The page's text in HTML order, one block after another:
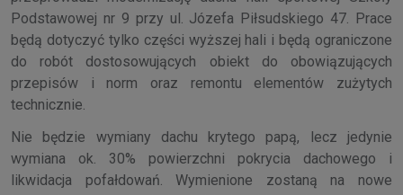
Podstawowej nr 9 przy ul. Józefa Piłsudskiego 47. Prace
będą dotyczyć tylko części wyższej hali i będą ograniczone
do robót dostosowujących obiekt do obowiązujących
przepisów i norm oraz remontu elementów zużytych
technicznie.
Nie będzie wymiany dachu krytego papą, lecz jedynie
wymiana ok. 30% powierzchni pokrycia dachowego i
likwidacja pofałdowań. Wymienione zostaną na nowe